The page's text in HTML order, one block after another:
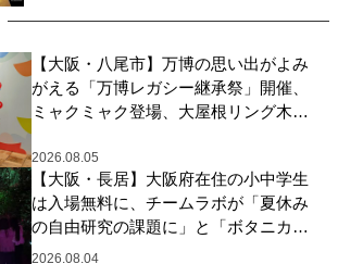
【大阪・八尾市】万博の思い出がよみ
がえる「万博レガシー継承祭」開催、
ミャクミャク登場、大屋根リング木材
展示も
2026.08.05
【大阪・長居】大阪府在住の小中学生
は入場無料に、チームラボが「夏休み
の自由研究の課題に」と「ボタニカル
ガーデン 大阪」へ招待
2026.08.04